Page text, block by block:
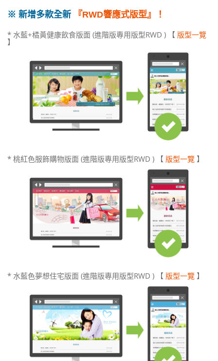
※ 新增多款全新 『RWD響應式版型』！
* 水藍+橘黃健康飲食版面 (進階版專用版型RWD ) 【 版型一覽
】
* 桃紅色服飾購物版面 (進階版專用版型RWD ) 【 版型一覽 】
* 水藍色夢想住宅版面 (進階版專用版型RWD ) 【 版型一覽 】